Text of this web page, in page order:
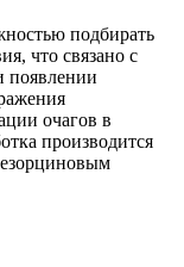
подбирать
что связано с
появлении
очагов в
производится